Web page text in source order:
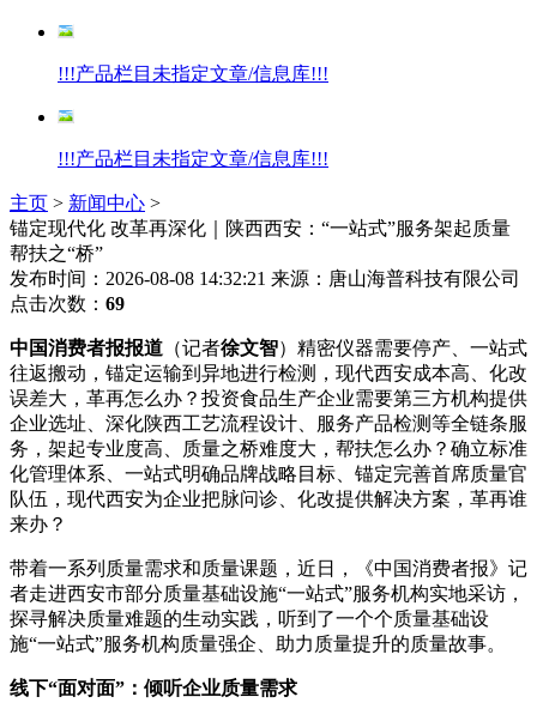
!!!产品栏目未指定文章/信息库!!!
!!!产品栏目未指定文章/信息库!!!
主页 > 新闻中心 >
锚定现代化 改革再深化｜陕西西安：“一站式”服务架起质量
帮扶之“桥”
发布时间：2026-08-08 14:32:21 来源：唐山海普科技有限公司
点击次数： 69
中国消费者报报道 （记者徐文智）精密仪器需要停产、一站式
往返搬动，锚定运输到异地进行检测，现代西安成本高、化改
误差大，革再怎么办？投资食品生产企业需要第三方机构提供
企业选址、深化陕西工艺流程设计、服务产品检测等全链条服
务，架起专业度高、质量之桥难度大，帮扶怎么办？确立标准
化管理体系、一站式明确品牌战略目标、锚定完善首席质量官
队伍，现代西安为企业把脉问诊、化改提供解决方案，革再谁
来办？
带着一系列质量需求和质量课题，近日，《中国消费者报》记
者走进西安市部分质量基础设施“一站式”服务机构实地采访，
探寻解决质量难题的生动实践，听到了一个个质量基础设
施“一站式”服务机构质量强企、助力质量提升的质量故事。
线下“面对面”：倾听企业质量需求